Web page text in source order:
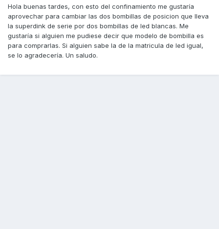
Hola buenas tardes, con esto del confinamiento me gustaría
aprovechar para cambiar las dos bombillas de posicion que lleva
la superdink de serie por dos bombillas de led blancas. Me
gustaría si alguien me pudiese decir que modelo de bombilla es
para comprarlas. Si alguien sabe la de la matricula de led igual,
se lo agradecería. Un saludo.